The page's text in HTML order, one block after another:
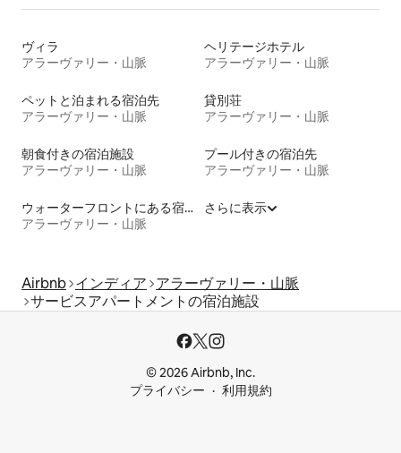
ヴィラ
アラーヴァリー・山脈
ヘリテージホテル
アラーヴァリー・山脈
ペットと泊まれる宿泊先
アラーヴァリー・山脈
貸別荘
アラーヴァリー・山脈
朝食付きの宿泊施設
アラーヴァリー・山脈
プール付きの宿泊先
アラーヴァリー・山脈
ウォーターフロントにある宿泊施設
アラーヴァリー・山脈
さらに表示
Airbnb インディア アラーヴァリー・山脈
サービスアパートメントの宿泊施設
© 2026 Airbnb, Inc.
プライバシー
利用規約